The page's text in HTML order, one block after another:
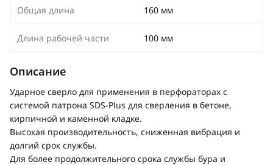
Общая длина 160 мм
Длина рабочей части 100 мм
Описание
Ударное сверло для применения в перфораторах с
системой патрона SDS-Plus для сверления в бетоне,
кирпичной и каменной кладке.
Высокая производительность, сниженная вибрация и
долгий срок службы.
Для более продолжительного срока службы бура и